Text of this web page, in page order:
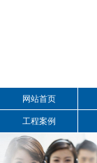
网站首页
工程案例